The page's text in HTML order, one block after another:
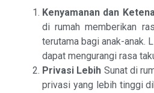
Kenyamanan dan
di rumah memberikan
terutama bagi anak-anak.
dapat mengurangi rasa
Privasi Lebih Sunat di
privasi yang lebih tinggi